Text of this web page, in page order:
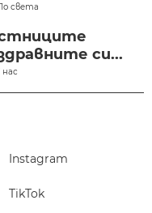
света
си...
нас
Instagram
TikTok